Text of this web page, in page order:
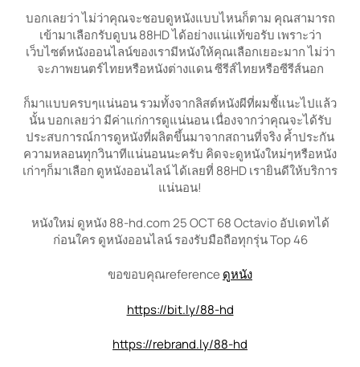
บอกเลยว่า ไม่ว่าคุณจะชอบดูหนังแบบไหนก็ตาม คุณสามารถ
เข้ามาเลือกรับดูบน 88HD ได้อย่างแน่แท้ขอรับ เพราะว่า
เว็บไซต์หนังออนไลน์ของเรามีหนังให้คุณเลือกเยอะมาก ไม่ว่า
จะภาพยนตร์ไทยหรือหนังต่างแดน ซีรีส์ไทยหรือซีรีส์นอก
ก็มาแบบครบๆแน่นอน รวมทั้งจากลิสต์หนังผีที่ผมชี้แนะไปแล้ว
นั้น บอกเลยว่า มีค่าแก่การดูแน่นอน เนื่องจากว่าคุณจะได้รับ
ประสบการณ์การดูหนังที่ผลิตขึ้นมาจากสถานที่จริง ค้ำประกัน
ความหลอนทุกวินาทีแน่นอนนะครับ คิดจะดูหนังใหม่ๆหรือหนัง
เก่าๆก็มาเลือก ดูหนังออนไลน์ ได้เลยที่ 88HD เรายินดีให้บริการ
แน่นอน!
หนังใหม่ ดูหนัง 88-hd.com 25 OCT 68 Octavio อัปเดทได้
ก่อนใคร ดูหนังออนไลน์ รองรับมือถือทุกรุ่น Top 46
ขอขอบคุณreference ดูหนัง
https://bit.ly/88-hd
https://rebrand.ly/88-hd